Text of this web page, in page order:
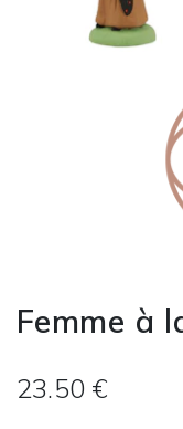
Femme à
23.50 €